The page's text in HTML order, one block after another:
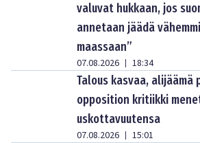
valuvat hukkaan, jos
annetaan jäädä
maassaan”
07.08.2026 | 18:34
Talous kasvaa, alijäämä
opposition kritiikki
uskottavuutensa
07.08.2026 | 15:01